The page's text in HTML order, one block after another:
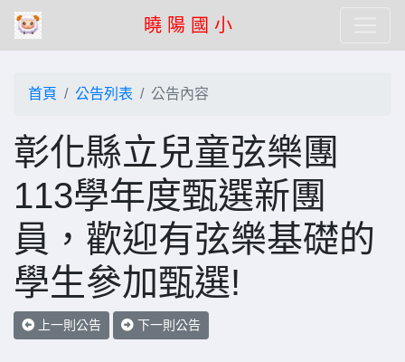
曉 陽 國 小
首頁 公告列表 公告內容
彰化縣立兒童弦樂團
113學年度甄選新團
員，歡迎有弦樂基礎的
學生參加甄選!
上一則公告 下一則公告